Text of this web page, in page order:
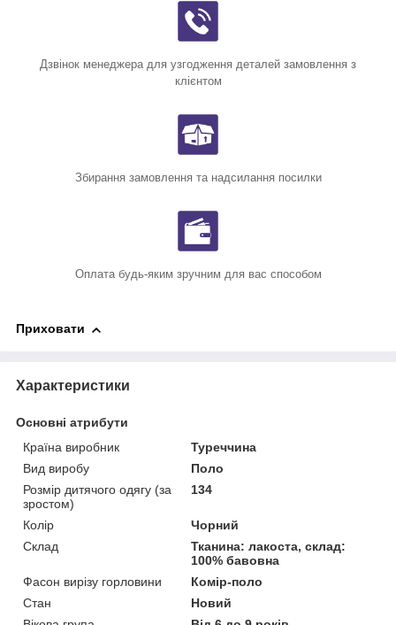
Дзвінок менеджера для узгодження деталей замовлення з
клієнтом
Збирання замовлення та надсилання посилки
Оплата будь-яким зручним для вас способом
Приховати
Характеристики
Основні атрибути
Країна виробник
Туреччина
Вид виробу
Поло
Розмір дитячого одягу (за
зростом)
134
Колір
Чорний
Склад
Тканина: лакоста, склад:
100% бавовна
Фасон вирізу горловини
Комір-поло
Стан
Новий